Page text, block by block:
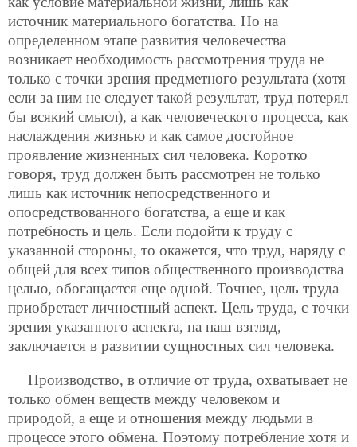
источник материального богатства. Но на
определенном этапе развития человечества
возникает необходимость рассмотрения труда не
только с точки зрения предметного результата (хотя
если за ним не следует такой результат, труд потерял
бы всякий смысл), а как человеческого процесса, как
наслаждения жизнью и как самое достойное
проявление жизненных сил человека. Коротко
говоря, труд должен быть рассмотрен не только
лишь как источник непосредственного и
опосредствованного богатства, а еще и как
потребность и цель. Если подойти к труду с
указанной стороны, то окажется, что труд, наряду с
общей для всех типов общественного производства
целью, обогащается еще одной. Точнее, цель труда
приобретает личностный аспект. Цель труда, с точки
зрения указанного аспекта, на наш взгляд,
заключается в развитии сущностных сил человека.
Производство, в отличие от труда, охватывает не
только обмен веществ между человеком и
природой, а еще и отношения между людьми в
процессе этого обмена. Поэтому потребление хотя и